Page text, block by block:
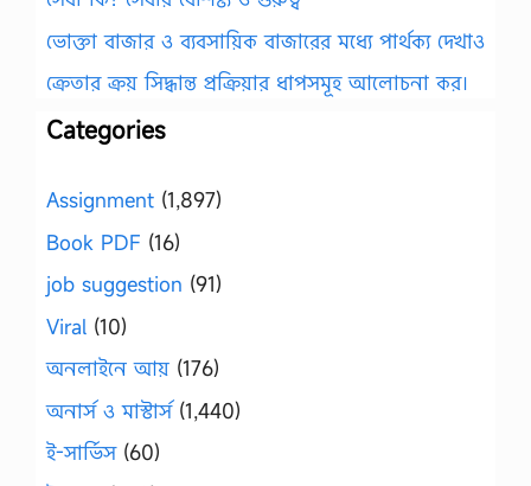
ভোক্তা বাজার ও ব্যবসায়িক বাজারের মধ্যে পার্থক্য দেখাও
ক্রেতার ক্রয় সিদ্ধান্ত প্রক্রিয়ার ধাপসমূহ আলোচনা কর।
Categories
Assignment (1,897)
Book PDF (16)
job suggestion (91)
Viral (10)
অনলাইনে আয় (176)
অনার্স ও মাস্টার্স(1,440)
ই-সার্ভিস(60)